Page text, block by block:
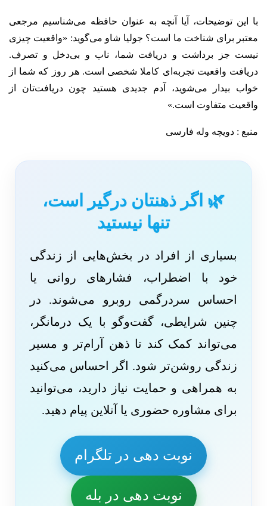
با این توضیحات، آیا آنچه به عنوان حافظه می‌شناسیم مرجعی
معتبر برای شناخت ما است؟ جولیا شاو می‌گوید: «واقعیت چیزی
نیست جز برداشت و دریافت شما، ناب و بی‌دخل و تصرف.
دریافت واقعیت تجربه‌ای کاملا شخصی است. هر روز که شما از
خواب بیدار می‌شوید، آدم جدیدی هستید چون دریافت‌تان از
واقعیت متفاوت است.»
منبع : دویچه وله فارسی
🌿 اگر ذهنتان درگیر است،
تنها نیستید
بسیاری از افراد در بخش‌هایی از زندگی
خود با اضطراب، فشارهای روانی یا
احساس سردرگمی روبرو می‌شوند. در
چنین شرایطی، گفت‌وگو با یک درمانگر،
می‌تواند کمک کند تا ذهن آرام‌تر و مسیر
زندگی روشن‌تر شود. اگر احساس می‌کنید
به همراهی و حمایت نیاز دارید، می‌توانید
برای مشاوره حضوری یا آنلاین پیام دهید.
نوبت دهی در تلگرام
نوبت دهی در بله